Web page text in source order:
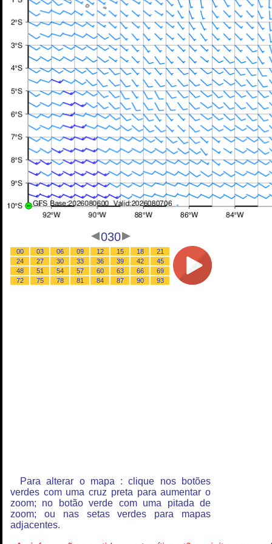
030
00 03 06 09 12 15 18
21
24
27 30 33 36 39 42
45
48
51 54 57 60 63 66
69
72
75 78 81 84 87 90 93
Para alterar o mapa : clique nos botões
verdes com uma cruz preta para aumentar o
zoom; no botão verde com uma pitada de
zoom; ou nas setas verdes para mapas
adjacentes.